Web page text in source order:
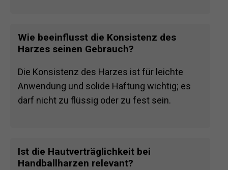
Wie beeinflusst die Konsistenz des
Harzes seinen Gebrauch?
Die Konsistenz des Harzes ist für leichte
Anwendung und solide Haftung wichtig; es
darf nicht zu flüssig oder zu fest sein.
Ist die Hautverträglichkeit bei
Handballharzen relevant?